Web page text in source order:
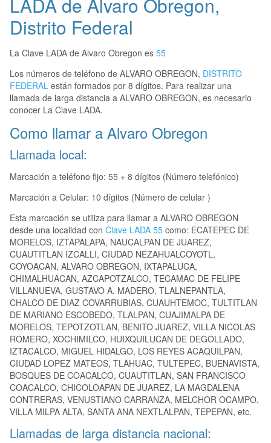
LADA de Alvaro Obregon,
Distrito Federal
La Clave LADA de Alvaro Obregon es 55
Los números de teléfono de ALVARO OBREGON, DISTRITO
FEDERAL están formados por 8 dígitos. Para realizar una
llamada de larga distancia a ALVARO OBREGON, es necesario
conocer La Clave LADA.
Como llamar a Alvaro Obregon
Llamada local:
Marcación a teléfono fijo: 55 + 8 dígitos (Número telefónico)
Marcación a Celular: 10 dígitos (Número de celular )
Esta marcación se utiliza para llamar a ALVARO OBREGON
desde una localidad con Clave LADA 55 como: ECATEPEC DE
MORELOS, IZTAPALAPA, NAUCALPAN DE JUAREZ,
CUAUTITLAN IZCALLI, CIUDAD NEZAHUALCOYOTL,
COYOACAN, ALVARO OBREGON, IXTAPALUCA,
CHIMALHUACAN, AZCAPOTZALCO, TECAMAC DE FELIPE
VILLANUEVA, GUSTAVO A. MADERO, TLALNEPANTLA,
CHALCO DE DIAZ COVARRUBIAS, CUAUHTEMOC, TULTITLAN
DE MARIANO ESCOBEDO, TLALPAN, CUAJIMALPA DE
MORELOS, TEPOTZOTLAN, BENITO JUAREZ, VILLA NICOLAS
ROMERO, XOCHIMILCO, HUIXQUILUCAN DE DEGOLLADO,
IZTACALCO, MIGUEL HIDALGO, LOS REYES ACAQUILPAN,
CIUDAD LOPEZ MATEOS, TLAHUAC, TULTEPEC, BUENAVISTA,
BOSQUES DE COACALCO, CUAUTITLAN, SAN FRANCISCO
COACALCO, CHICOLOAPAN DE JUAREZ, LA MAGDALENA
CONTRERAS, VENUSTIANO CARRANZA, MELCHOR OCAMPO,
VILLA MILPA ALTA, SANTA ANA NEXTLALPAN, TEPEPAN, etc.
Llamadas de larga distancia nacional: